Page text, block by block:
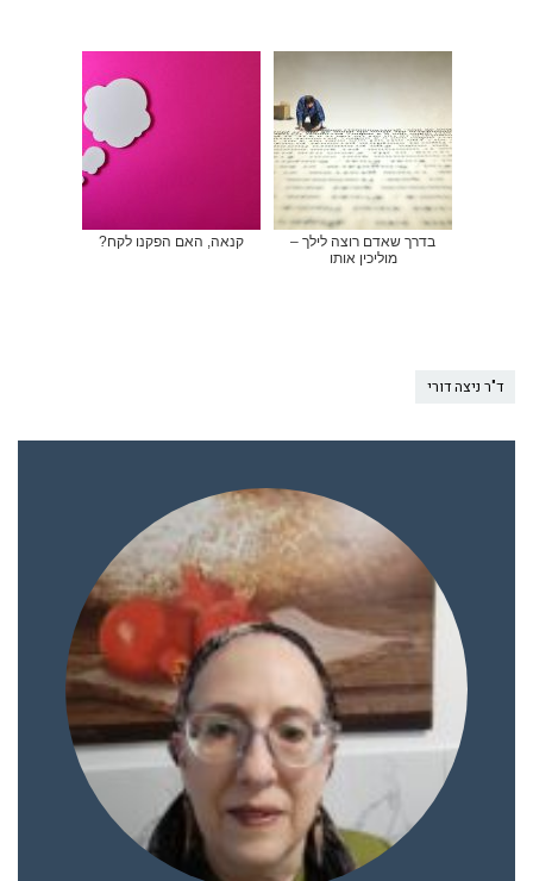
בדרך שאדם רוצה לילך –
מוליכין אותו
קנאה, האם הפקנו לקח?
ד"ר ניצה דורי